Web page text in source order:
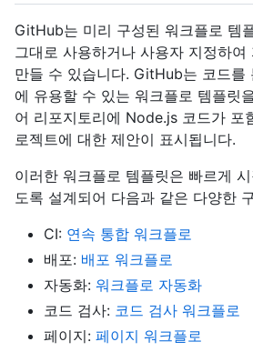
GitHub는 미리 구성된 워크플로 템
그대로 사용하거나 사용자 지정하여
만들 수 있습니다. GitHub는 코드를
에 유용할 수 있는 워크플로 템플릿
어 리포지토리에 Node.js 코드가 포
로젝트에 대한 제안이 표시됩니다.
이러한 워크플로 템플릿은 빠르게
도록 설계되어 다음과 같은 다양한
CI: 연속 통합 워크플로
배포: 배포 워크플로
자동화: 워크플로 자동화
코드 검사: 코드 검사 워크플로
페이지: 페이지 워크플로